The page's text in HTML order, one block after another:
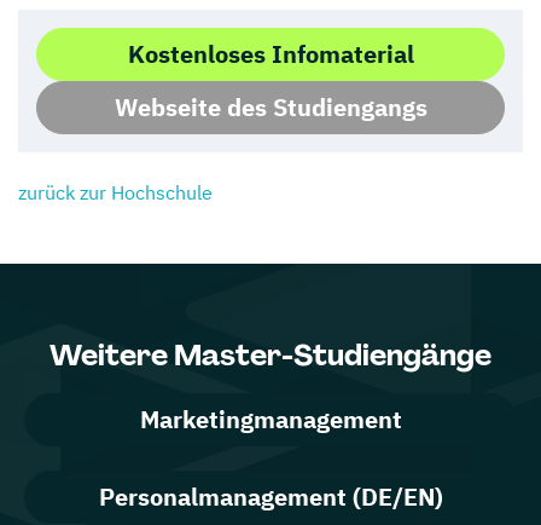
Kostenloses Infomaterial
Webseite des Studiengangs
zurück zur Hochschule
Weitere Master-Studiengänge
Marketingmanagement
Personalmanagement (DE/EN)